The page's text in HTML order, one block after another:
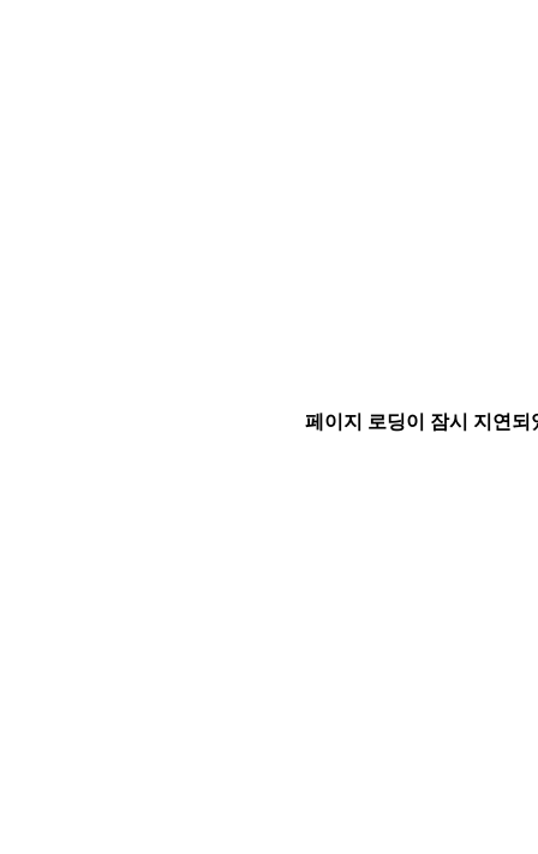
페이지 로딩이 잠시 지연